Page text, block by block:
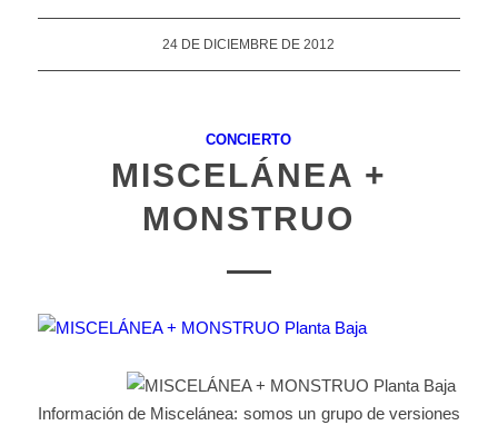
24 DE DICIEMBRE DE 2012
CONCIERTO
MISCELÁNEA +
MONSTRUO
Información de Miscelánea: somos un grupo de versiones